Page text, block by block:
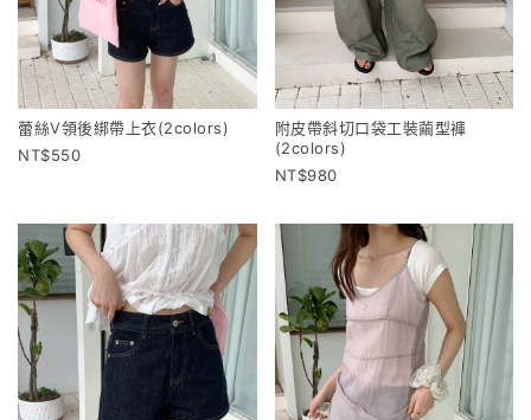
蕾絲V領後綁帶上衣(2colors)
550
附皮帶斜切口袋工裝繭型褲
(2colors)
980